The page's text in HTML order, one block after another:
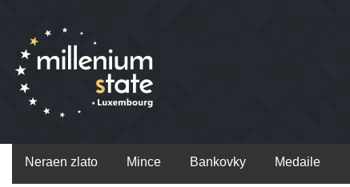
Neraen zlato Mince Bankovky Medaile